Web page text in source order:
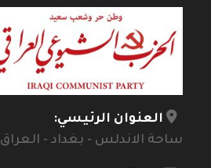
العنوان الرئيسي:
ساحة الاندلس - بغداد - العراق